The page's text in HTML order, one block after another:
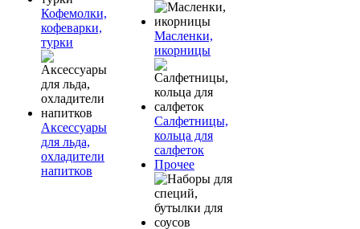
Кофемолки,
кофеварки,
турки
Аксессуары
для льда,
охладители
напитков
Масленки,
икорницы
Салфетницы,
кольца для
салфеток
Прочее